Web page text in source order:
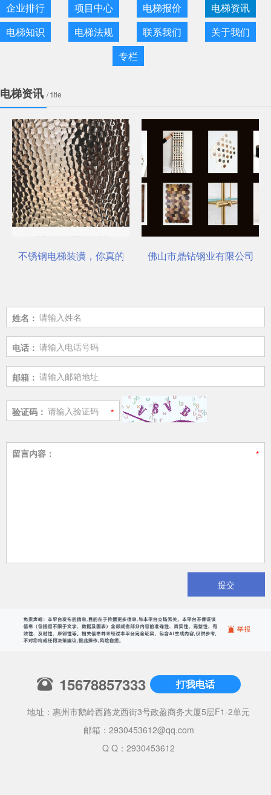
企业排行 项目中心 电梯报价
电梯资讯
电梯知识
电梯法规 联系我们
关于我们
专栏
电梯资讯 / title
不锈钢电梯装潢，你真的选对了吗？佛山市鼎钻钢业有限公司，
姓名：
电话：
邮箱：
验证码：
留言内容：
提交
15678857333 打我电话
地址：惠州市鹅岭西路龙西街3号政盈商务大厦5层F1-2单元
邮箱： 2930453612@qq.com
Q Q：2930453612